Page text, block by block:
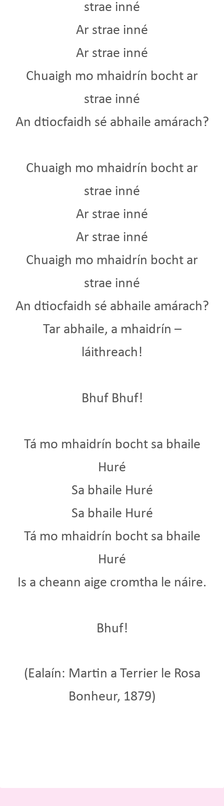
strae inné
Ar strae inné
Ar strae inné
Chuaigh mo mhaidrín bocht ar
strae inné
An dtiocfaidh sé abhaile amárach?
Chuaigh mo mhaidrín bocht ar
strae inné
Ar strae inné
Ar strae inné
Chuaigh mo mhaidrín bocht ar
strae inné
An dtiocfaidh sé abhaile amárach?
Tar abhaile, a mhaidrín –
láithreach!
Bhuf Bhuf!
Tá mo mhaidrín bocht sa bhaile
Huré
Sa bhaile Huré
Sa bhaile Huré
Tá mo mhaidrín bocht sa bhaile
Huré
Is a cheann aige cromtha le náire.
Bhuf!
(Ealaín: Martin a Terrier le Rosa
Bonheur, 1879)